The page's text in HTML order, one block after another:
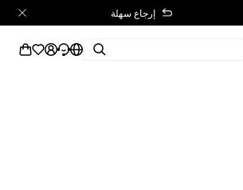
إرجاع سهلة